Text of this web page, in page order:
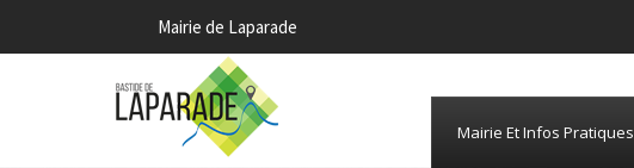
Mairie de Laparade
Mairie Et Infos Pratiques